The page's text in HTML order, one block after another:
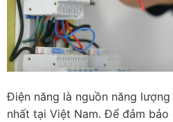
Điện năng là nguồn năng
nhất tại Việt Nam. Để đảm